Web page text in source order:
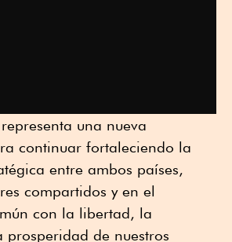
una nueva
continuar fortaleciendo la
entre ambos países,
compartidos y en el
con la libertad, la
prosperidad de nuestros